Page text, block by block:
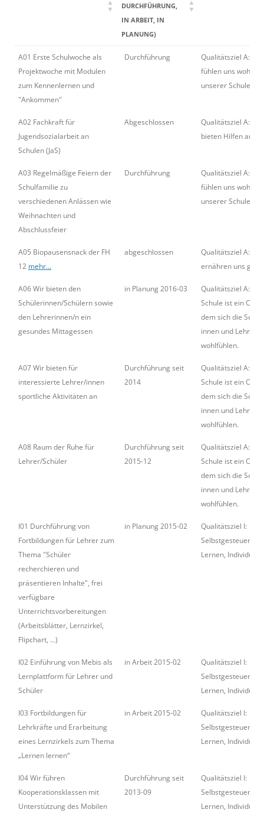
DURCHFÜHRUNG,
IN ARBEIT, IN
PLANUNG)
BESCHREIBUNG
STATUS
ZIEL
A01 Erste Schulwoche als
Projektwoche mit Modulen
zum Kennenlernen und
"Ankommen"
Durchführung
Qualitätsziel A: Wir
fühlen uns wohl an
unserer Schule.
A02 Fachkraft für
Jugendsozialarbeit an
Schulen (JaS)
Abgeschlossen
Qualitätsziel A: Wir
bieten Hilfen an.
A03 Regelmäßige Feiern der
Schulfamilie zu
verschiedenen Anlässen wie
Weihnachten und
Abschlussfeier
Durchführung
Qualitätsziel A: Wir
fühlen uns wohl an
unserer Schule.
A05 Biopausensnack der FH
12 mehr...
abgeschlossen
Qualitätsziel A: Wir
ernähren uns
A06 Wir bieten den
Schülerinnen/Schülern sowie
den Lehrerinnen/n ein
gesundes Mittagessen
in Planung 2016-03
Qualitätsziel A:
Schule ist ein Ort,
dem sich die
innen und Lehrer/-
wohlfühlen.
A07 Wir bieten für
interessierte Lehrer/innen
sportliche Aktivitäten an
Durchführung seit
2014
Qualitätsziel A:
Schule ist ein Ort,
dem sich die
innen und Lehrer/-
wohlfühlen.
A08 Raum der Ruhe für
Lehrer/Schüler
Durchführung seit
2015-12
Qualitätsziel A:
Schule ist ein Ort,
dem sich die
innen und Lehrer/-
wohlfühlen.
I01 Durchführung von
Fortbildungen für Lehrer zum
Thema "Schüler
recherchieren und
präsentieren Inhalte", frei
verfügbare
Unterrichtsvorbereitungen
(Arbeitsblätter, Lernzirkel,
Flipchart, …)
in Planung 2015-02
Qualitätsziel I:
Selbstgesteuertes
Lernen,
I02 Einführung von Mebis als
Lernplattform für Lehrer und
Schüler
in Arbeit 2015-02
Qualitätsziel I:
Selbstgesteuertes
Lernen,
I03 Fortbildungen für
Lehrkräfte und Erarbeitung
eines Lernzirkels zum Thema
„Lernen lernen“
in Arbeit 2015-02
Qualitätsziel I:
Selbstgesteuertes
Lernen,
I04 Wir führen
Kooperationsklassen mit
Unterstützung des Mobilen
Durchführung seit
2013-09
Qualitätsziel I:
Selbstgesteuertes
Lernen,